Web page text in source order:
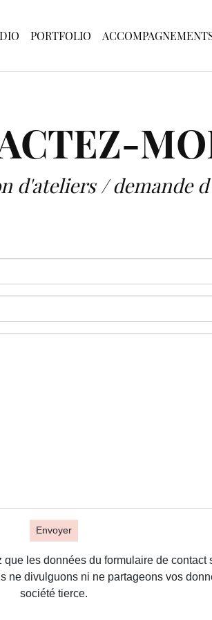
PORTFOLIO
d'ateliers / demande
Envoyer
les données du formulaire de contact
ne divulguons ni ne partageons vos
société tierce.